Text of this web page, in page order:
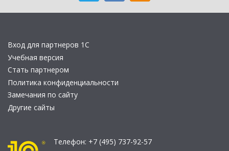
Вход для партнеров 1С
Учебная версия
Стать партнером
Политика конфиденциальности
Замечания по сайту
Другие сайты
Телефон: +7 (495) 737-92-57